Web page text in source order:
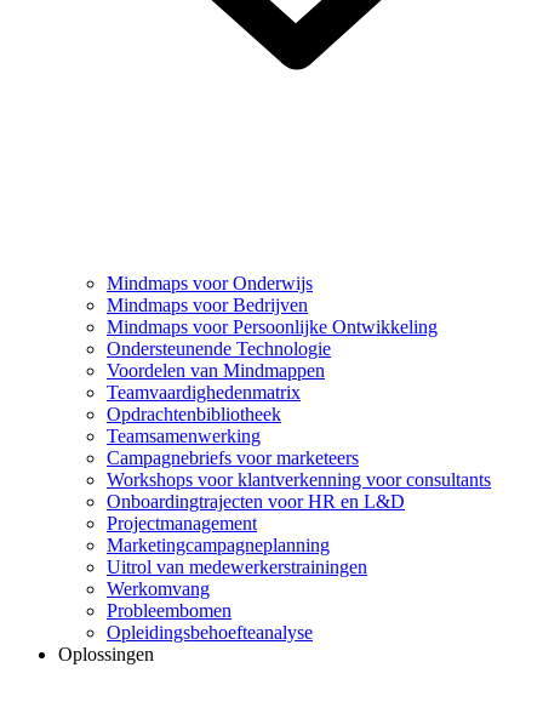
Mindmaps voor Onderwijs
Mindmaps voor Bedrijven
Mindmaps voor Persoonlijke Ontwikkeling
Ondersteunende Technologie
Voordelen van Mindmappen
Teamvaardighedenmatrix
Opdrachtenbibliotheek
Teamsamenwerking
Campagnebriefs voor marketeers
Workshops voor klantverkenning voor consultants
Onboardingtrajecten voor HR en L&D
Projectmanagement
Marketingcampagneplanning
Uitrol van medewerkerstrainingen
Werkomvang
Probleembomen
Opleidingsbehoefteanalyse
Oplossingen